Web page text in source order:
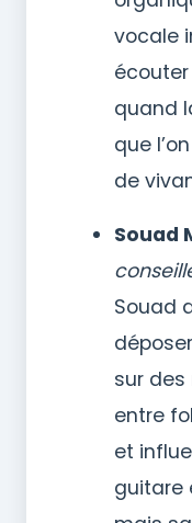
vocale
quand
que
de
Souad
Souad
sur
entre
et
guitare